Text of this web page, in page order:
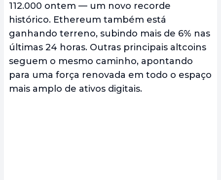
112.000 ontem — um novo recorde
histórico. Ethereum também está
ganhando terreno, subindo mais de 6% nas
últimas 24 horas. Outras principais altcoins
seguem o mesmo caminho, apontando
para uma força renovada em todo o espaço
mais amplo de ativos digitais.